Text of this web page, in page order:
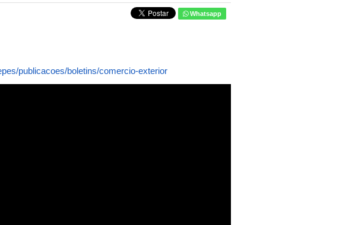
Whatsapp
publicacoes/boletins/comercio-exterior